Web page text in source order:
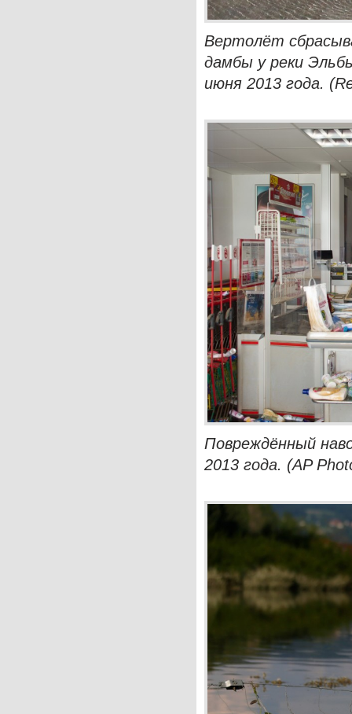
Вертолёт
дамбы у реки
июня 2013 года.
Повреждённый
2013 года. (AP